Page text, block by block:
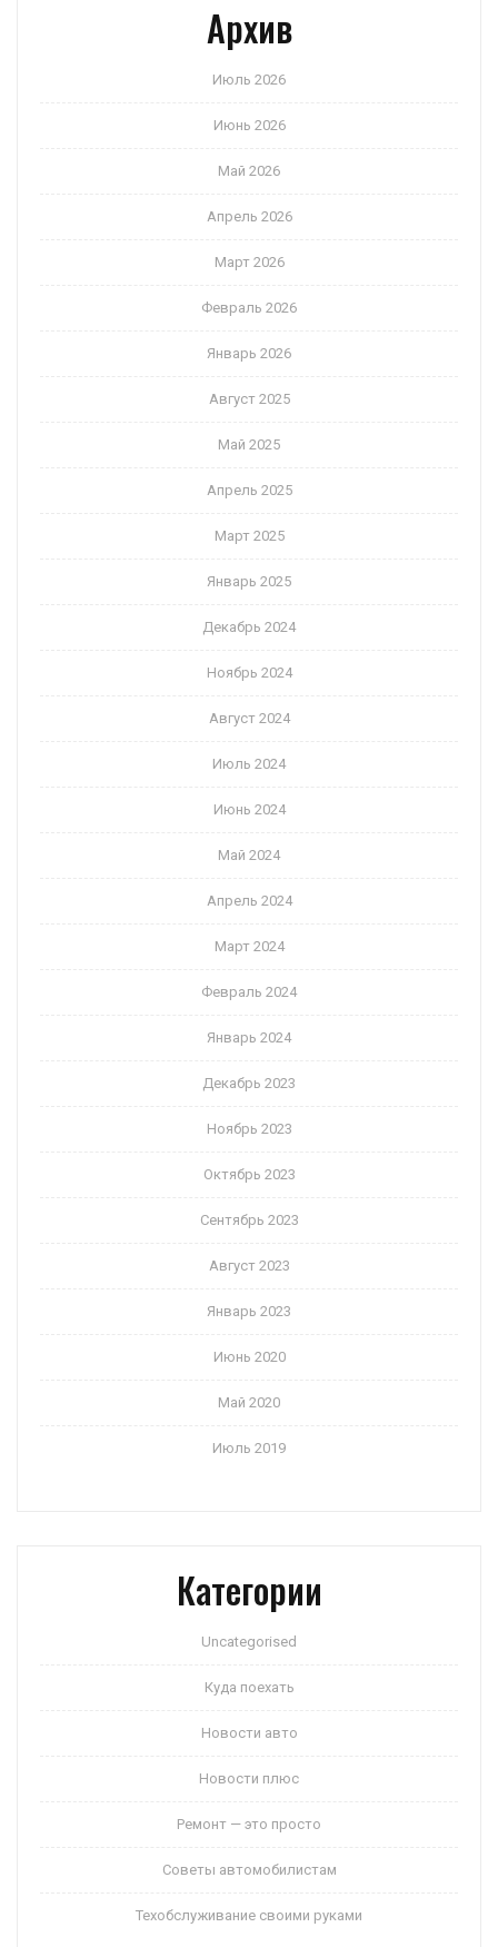
Архив
Июль 2026
Июнь 2026
Май 2026
Апрель 2026
Март 2026
Февраль 2026
Январь 2026
Август 2025
Май 2025
Апрель 2025
Март 2025
Январь 2025
Декабрь 2024
Ноябрь 2024
Август 2024
Июль 2024
Июнь 2024
Май 2024
Апрель 2024
Март 2024
Февраль 2024
Январь 2024
Декабрь 2023
Ноябрь 2023
Октябрь 2023
Сентябрь 2023
Август 2023
Январь 2023
Июнь 2020
Май 2020
Июль 2019
Категории
Uncategorised
Куда поехать
Новости авто
Новости плюс
Ремонт — это просто
Советы автомобилистам
Техобслуживание своими руками